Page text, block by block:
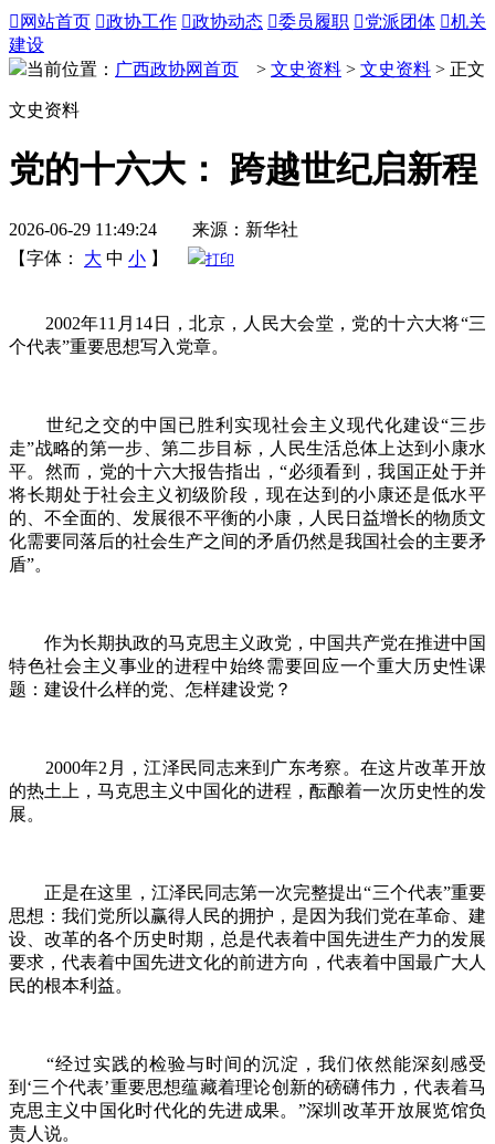
 网站首页 政协工作 政协动态 委员履职 党派团体 机关
建设
当前位置： 广西政协网首页 > 文史资料 > 文史资料 > 正文
文史资料
党的十六大： 跨越世纪启新程
2026-06-29 11:49:24 来源：新华社
【字体：
大 中 小 】 打印
2002年11月14日，北京，人民大会堂，党的十六大将“三
个代表”重要思想写入党章。
世纪之交的中国已胜利实现社会主义现代化建设“三步
走”战略的第一步、第二步目标，人民生活总体上达到小康水
平。然而，党的十六大报告指出，“必须看到，我国正处于并
将长期处于社会主义初级阶段，现在达到的小康还是低水平
的、不全面的、发展很不平衡的小康，人民日益增长的物质文
化需要同落后的社会生产之间的矛盾仍然是我国社会的主要矛
盾”。
作为长期执政的马克思主义政党，中国共产党在推进中国
特色社会主义事业的进程中始终需要回应一个重大历史性课
题：建设什么样的党、怎样建设党？
2000年2月，江泽民同志来到广东考察。在这片改革开放
的热土上，马克思主义中国化的进程，酝酿着一次历史性的发
展。
正是在这里，江泽民同志第一次完整提出“三个代表”重要
思想：我们党所以赢得人民的拥护，是因为我们党在革命、建
设、改革的各个历史时期，总是代表着中国先进生产力的发展
要求，代表着中国先进文化的前进方向，代表着中国最广大人
民的根本利益。
“经过实践的检验与时间的沉淀，我们依然能深刻感受
到‘三个代表’重要思想蕴藏着理论创新的磅礴伟力，代表着马
克思主义中国化时代化的先进成果。”深圳改革开放展览馆负
责人说。